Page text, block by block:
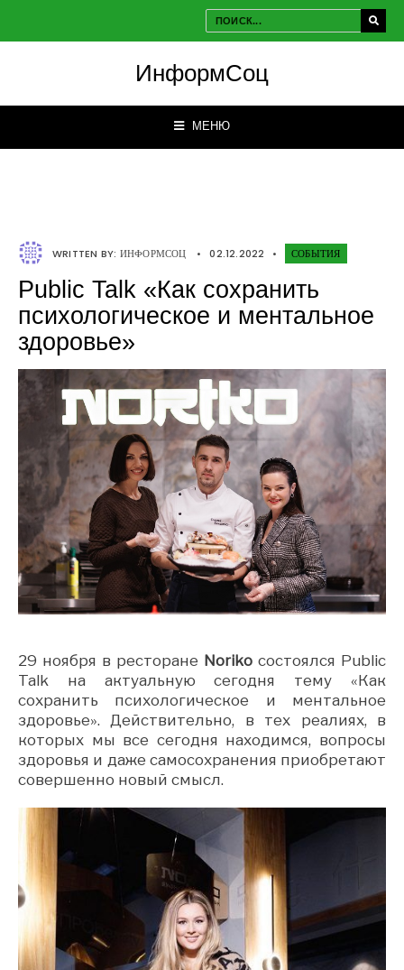
ИнформСоц
МЕНЮ
WRITTEN BY: ИНФОРМСОЦ • 02.12.2022 • СОБЫТИЯ
Public Talk «Как сохранить
психологическое и ментальное
здоровье»
29 ноября в ресторане Noriko состоялся Public
Talk на актуальную сегодня тему «Как
сохранить психологическое и ментальное
здоровье». Действительно, в тех реалиях, в
которых мы все сегодня находимся, вопросы
здоровья и даже самосохранения приобретают
совершенно новый смысл.